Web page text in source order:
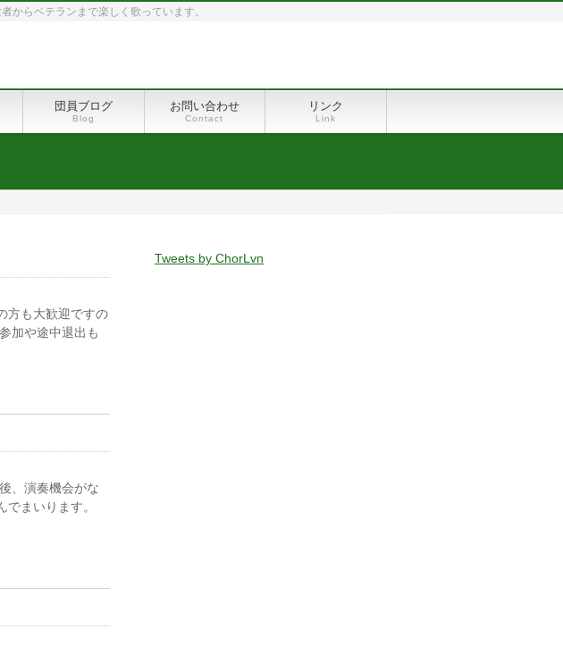
からベテランまで楽しく歌っています。
団員ブログ
Blog
お問い合わせ
Contact
リンク
Link
方も大歓迎ですの
加や途中退出も
、演奏機会がな
まいります。
Tweets by ChorLvn